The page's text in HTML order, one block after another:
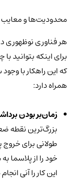
محدودیت‌ها و معایب
هر فناوری نوظهوری
برای اینکه بتوانید
که این راهکار با
همراه دارد:
زمان‌بر بودن
بزرگ‌ترین نقطه
طولانی برای
خود را از پلاسما